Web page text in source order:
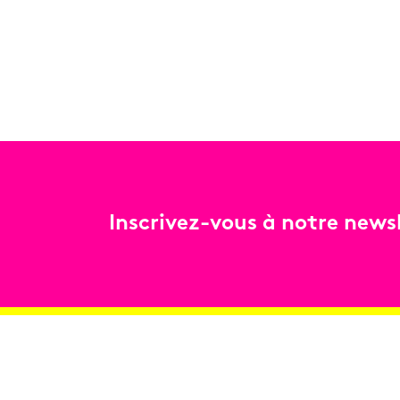
Inscrivez-vous à notre